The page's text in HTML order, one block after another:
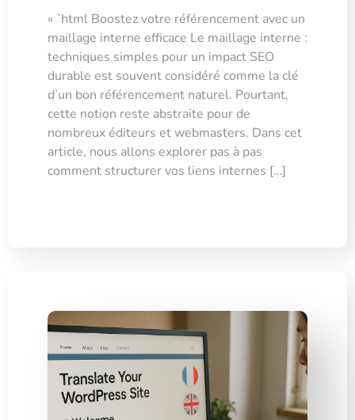
« `html Boostez votre référencement avec un
maillage interne efficace Le maillage interne :
techniques simples pour un impact SEO
durable est souvent considéré comme la clé
d’un bon référencement naturel. Pourtant,
cette notion reste abstraite pour de
nombreux éditeurs et webmasters. Dans cet
article, nous allons explorer pas à pas
comment structurer vos liens internes […]